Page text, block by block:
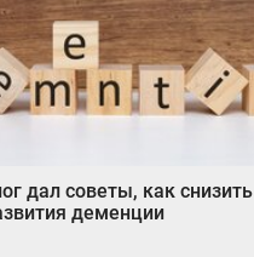
дал советы, как снизить
деменции